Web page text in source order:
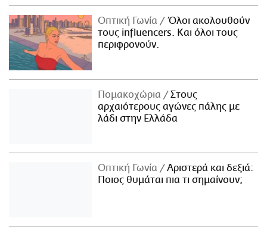
Οπτική Γωνία
Όλοι ακολουθούν
τους influencers. Και όλοι τους
περιφρονούν.
Πομακοχώρια
Στους
αρχαιότερους αγώνες πάλης με
λάδι στην Ελλάδα
Οπτική Γωνία
Αριστερά και δεξιά:
Ποιος θυμάται πια τι σημαίνουν;